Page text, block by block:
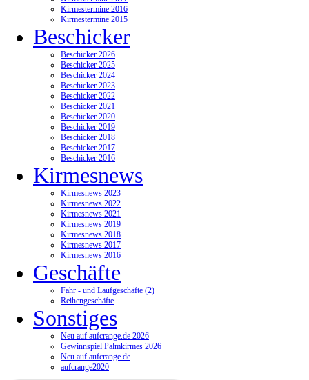
Kirmestermine 2016
Kirmestermine 2015
Beschicker
Beschicker 2026
Beschicker 2025
Beschicker 2024
Beschicker 2023
Beschicker 2022
Beschicker 2021
Beschicker 2020
Beschicker 2019
Beschicker 2018
Beschicker 2017
Beschicker 2016
Kirmesnews
Kirmesnews 2023
Kirmesnews 2022
Kirmesnews 2021
Kirmesnews 2019
Kirmesnews 2018
Kirmesnews 2017
Kirmesnews 2016
Geschäfte
Fahr - und Laufgeschäfte (2)
Reihengeschäfte
Sonstiges
Neu auf aufcrange.de 2026
Gewinnspiel Palmkirmes 2026
Neu auf aufcrange.de
aufcrange2020